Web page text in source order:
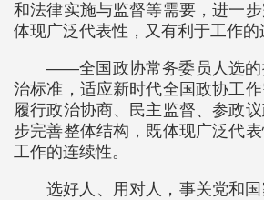
和法律实施与监督等需要，进一
体现广泛代表性，又有利于工作的
——全国政协常务委员人选的
治标准，适应新时代全国政协工
履行政治协商、民主监督、参政
步完善整体结构，既体现广泛代
工作的连续性。
选好人、用对人，事关党和国